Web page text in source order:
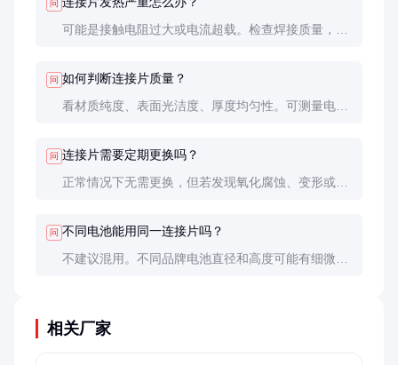
问
可能是接触电阻过大或电流超载。检查焊接质量，必
问 如何判断连接片质量？
看材质纯度、表面光洁度、厚度均匀性。可测量电阻
问 连接片需要定期更换吗？
正常情况下无需更换，但若发现氧化腐蚀、变形或电
问 不同电池能用同一连接片吗？
不建议混用。不同品牌电池直径和高度可能有细微差
相关厂家